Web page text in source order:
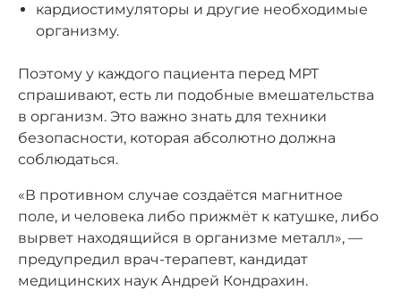
кардиостимуляторы и другие необходимые
организму.
Поэтому у каждого пациента перед МРТ
спрашивают, есть ли подобные вмешательства
в организм. Это важно знать для техники
безопасности, которая абсолютно должна
соблюдаться.
«В противном случае создаётся магнитное
поле, и человека либо прижмёт к катушке, либо
вырвет находящийся в организме металл», —
предупредил врач-терапевт, кандидат
медицинских наук Андрей Кондрахин.